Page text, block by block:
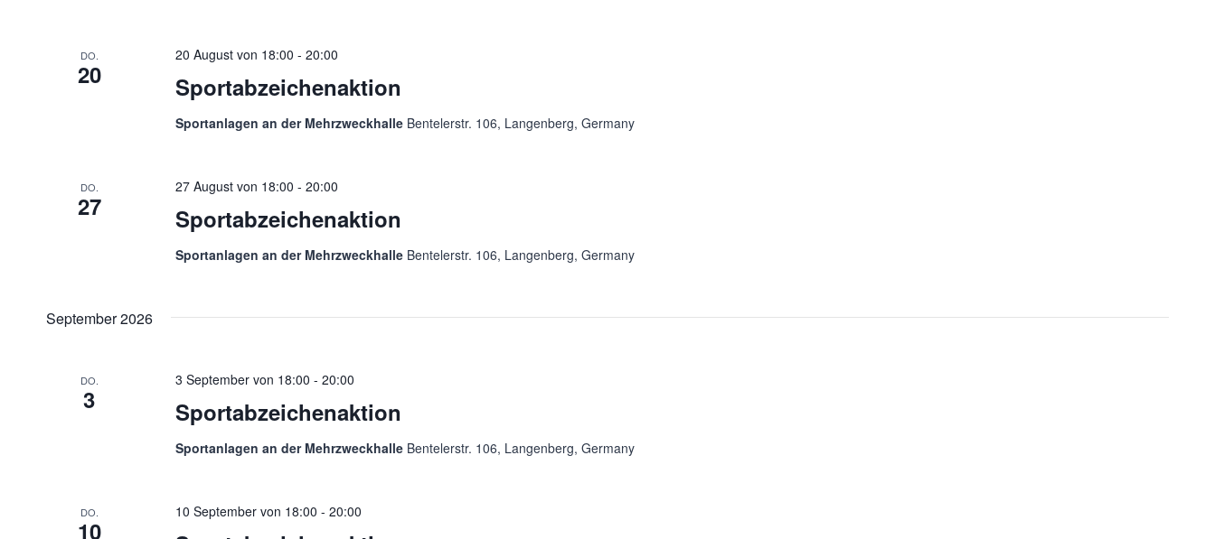
DO.
20 Sportabzeichenaktion
20 August von 18:00 -20:00
Sportanlagen an der Mehrzweckhalle Bentelerstr. 106, Langenberg, Germany
DO.
27 Sportabzeichenaktion
27 August von 18:00 -20:00
Sportanlagen an der Mehrzweckhalle Bentelerstr. 106, Langenberg, Germany
September 2026
DO.
3 Sportabzeichenaktion
3 September von 18:00 -20:00
Sportanlagen an der Mehrzweckhalle Bentelerstr. 106, Langenberg, Germany
DO.
10
10 September von 18:00 -20:00